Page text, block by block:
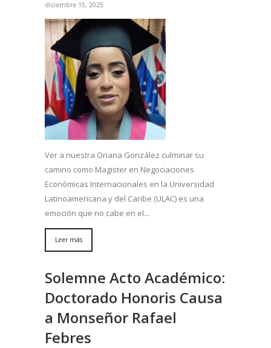
diciembre 15, 2025
Ver a nuestra Oriana González culminar su
camino como Magister en Negociaciones
Económicas Internacionales en la Universidad
Latinoamericana y del Caribe (ULAC) es una
emoción que no cabe en el...
Leer más
Solemne Acto Académico:
Doctorado Honoris Causa
a Monseñor Rafael
Febres